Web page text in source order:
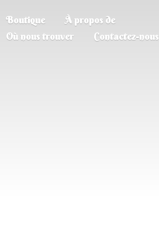
Boutique
À propos de
Où nous trouver
Contactez-nous